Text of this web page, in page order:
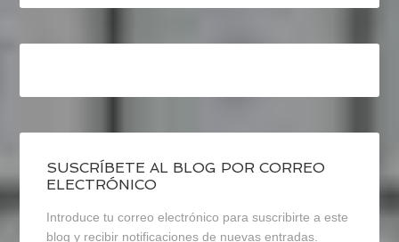
SUSCRÍBETE AL BLOG POR CORREO
ELECTRÓNICO
Introduce tu correo electrónico para suscribirte a este
blog y recibir notificaciones de nuevas entradas.